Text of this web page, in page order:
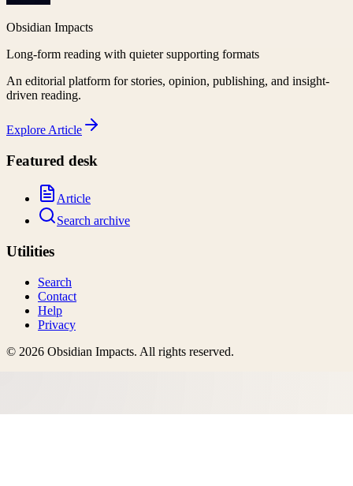
Obsidian Impacts
Long-form reading with quieter supporting formats
An editorial platform for stories, opinion, publishing, and insight-
driven reading.
Explore Article
Featured desk
Article
Search archive
Utilities
Search
Contact
Help
Privacy
© 2026 Obsidian Impacts. All rights reserved.